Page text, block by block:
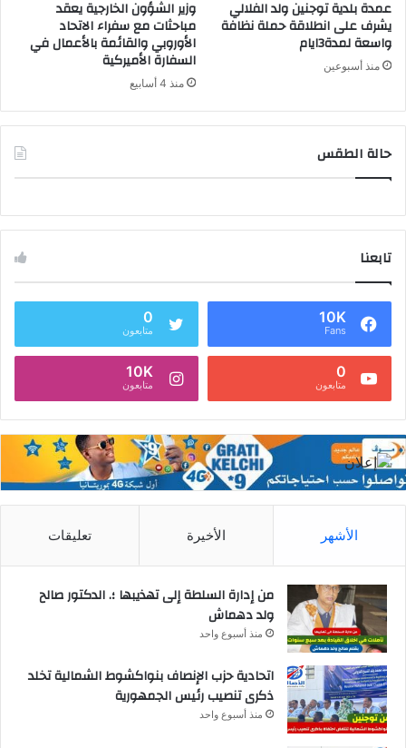
عمدة بلدية توجنين ولد الفلالي
يشرف على انطلاقة حملة نظافة
واسعة لمدة3ايام
منذ أسبوعين
وزير الشؤون الخارجية يعقد
مباحثات مع سفراء الاتحاد
الأوروبي والقائمة بالأعمال في
السفارة الأميركية
منذ 4 أسابيع
حالة الطقس
تابعنا
10K
Fans
0
متابعون
0
متابعون
10K
متابعون
الأشهر الأخيرة تعليقات
من إدارة السلطة إلى تهذيبها ؛. الدكتور صالح
ولد دهماش
منذ أسبوع واحد
اتحادية حزب الإنصاف بنواكشوط الشمالية تخلد
ذكرى تنصيب رئيس الجمهورية
منذ أسبوع واحد